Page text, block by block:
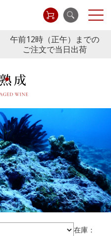
午前12時（正午）までの
ご注文で当日出荷
在庫：